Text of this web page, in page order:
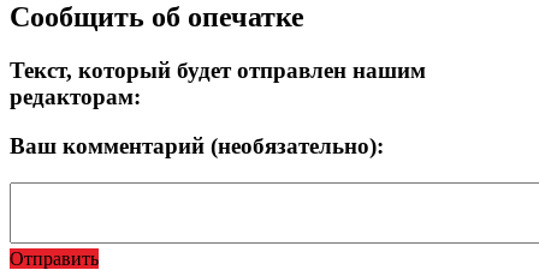
Сообщить об опечатке
Текст, который будет отправлен нашим
редакторам:
Ваш комментарий (необязательно):
Отправить